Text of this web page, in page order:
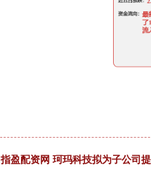
指盈配资网 珂玛科技拟为子公司